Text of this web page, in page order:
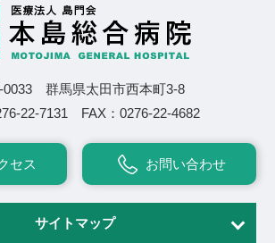
0033 群馬県太田市西本町3-8
22-7131 FAX：0276-22-4682
セス お問い合わせ
サイトマップ